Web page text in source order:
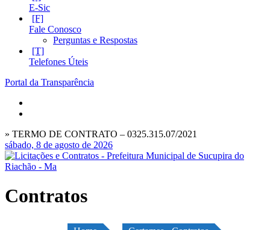
E-Sic
Fale Conosco
Perguntas e Respostas
Telefones Úteis
Portal da Transparência
» TERMO DE CONTRATO – 0325.315.07/2021
sábado, 8 de agosto de 2026
Contratos